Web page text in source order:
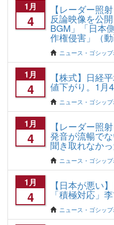
1月
4
【レーダー照
反論映像を公
BGM」「日本
作権侵害」（
ニュース・ゴシッ
1月
4
【株式】日経
値下がり。1月
ニュース・ゴシッ
1月
4
【レーダー照
発音が流暢で
聞き取れなか
ニュース・ゴシッ
1月
4
【日本が悪い
「積極対応」
ニュース・ゴシッ